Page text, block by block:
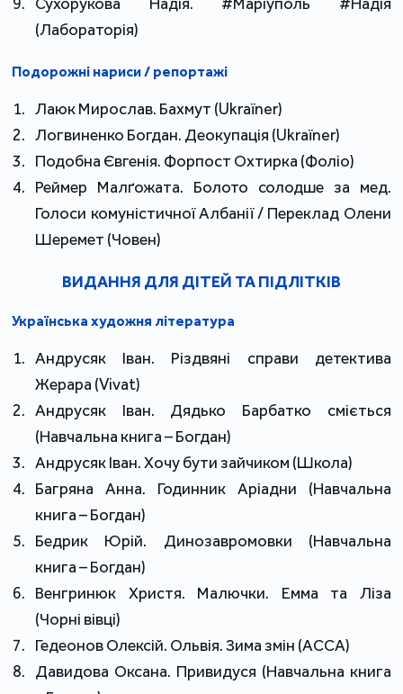
(Лабораторія)
Подорожні нариси / репортажі
Лаюк Мирослав. Бахмут (Ukraїner)
Логвиненко Богдан. Деокупація (Ukraїner)
Подобна Євгенія. Форпост Охтирка (Фоліо)
Реймер Малґожата. Болото солодше за мед.
Голоси комуністичної Албанії / Переклад Олени
Шеремет (Човен)
ВИДАННЯ ДЛЯ ДІТЕЙ ТА ПІДЛІТКІВ
Українська художня література
Андрусяк Іван. Різдвяні справи детектива
Жерара (Vivat)
Андрусяк Іван. Дядько Барбатко сміється
(Навчальна книга – Богдан)
Андрусяк Іван. Хочу бути зайчиком (Школа)
Багряна Анна. Годинник Аріадни (Навчальна
книга – Богдан)
Бедрик Юрій. Динозавромовки (Навчальна
книга – Богдан)
Венгринюк Христя. Малючки. Емма та Ліза
(Чорні вівці)
Гедеонов Олексій. Ольвія. Зима змін (АССА)
Давидова Оксана. Привидуся (Навчальна книга